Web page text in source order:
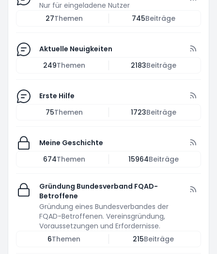
Nur für eingeladene Nutzer
27Themen 745Beiträge
Aktuelle Neuigkeiten
249Themen 2183Beiträge
Erste Hilfe
75Themen 1723Beiträge
Meine Geschichte
674Themen 15964Beiträge
Gründung Bundesverband FQAD-
Betroffene
Gründung eines Bundesverbandes der
FQAD-Betroffenen. Vereinsgründung,
Voraussetzungen und Erfordernisse.
6Themen 215Beiträge